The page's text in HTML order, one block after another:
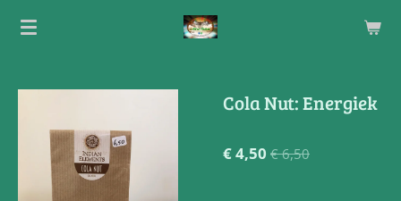
Ga
Cola Nut: Energiek
€ 4,50 € 6,50